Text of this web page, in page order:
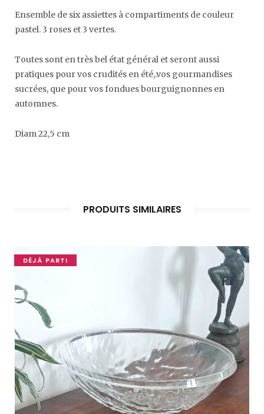
Ensemble de six assiettes à compartiments de couleur
pastel. 3 roses et 3 vertes.
Toutes sont en très bel état général et seront aussi
pratiques pour vos crudités en été,.vos gourmandises
sucrées, que pour vos fondues bourguignonnes en
automnes.
Diam 22,5 cm
PRODUITS SIMILAIRES
DÉJÀ PARTI